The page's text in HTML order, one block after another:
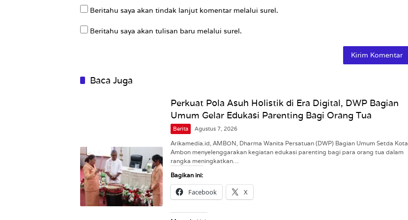
Beritahu saya akan tindak lanjut komentar melalui surel.
Beritahu saya akan tulisan baru melalui surel.
Baca Juga
Perkuat Pola Asuh Holistik di Era Digital, DWP Bagian
Umum Gelar Edukasi Parenting Bagi Orang Tua
Berita Agustus 7, 2026
Arikamedia.id, AMBON, Dharma Wanita Persatuan (DWP) Bagian Umum Setda Kota
Ambon menyelenggarakan kegiatan edukasi parenting bagi para orang tua dalam
rangka meningkatkan…
Bagikan ini:
Facebook X